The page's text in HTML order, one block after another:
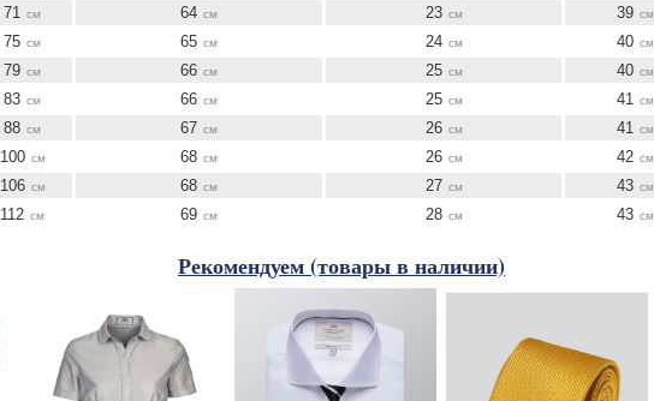
71 см 64 см 23 см 39 см
75 см 65 см 24 см 40 см
79 см 66 см 25 см 40 см
83 см 66 см 25 см 41 см
88 см 67 см 26 см 41 см
100 см 68 см 26 см 42 см
106 см 68 см 27 см 43 см
112 см 69 см 28 см 43 см
Рекомендуем (товары в наличии)